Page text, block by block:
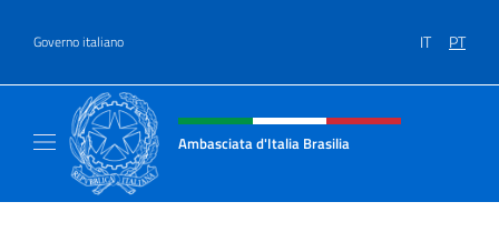
Governo italiano IT PT
Site, social e cabeçalho do menu
Ambasciata d'Italia Brasilia